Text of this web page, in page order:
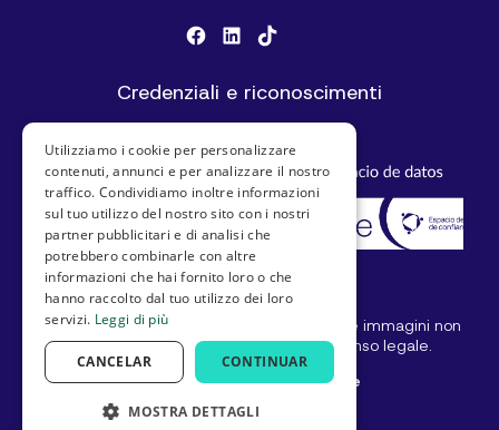
Credenziali e riconoscimenti
© SeniorDomo I Tutti i diritti riservati. Testi e immagini non
possono essere utilizzati senza il consenso legale.
#invecchiareACasaÈPossibile
Utilizziamo i cookie per personalizzare
contenuti, annunci e per analizzare il nostro
traffico. Condividiamo inoltre informazioni
sul tuo utilizzo del nostro sito con i nostri
partner pubblicitari e di analisi che
potrebbero combinarle con altre
informazioni che hai fornito loro o che
hanno raccolto dal tuo utilizzo dei loro
servizi. Leggi di più
CONTINUAR
CANCELAR
MOSTRA DETTAGLI